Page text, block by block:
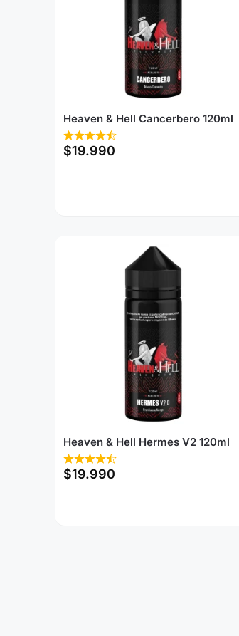
Heaven & Hell Cancerbero 120ml
$19.990
Heaven & Hell Hermes V2 120ml
$19.990